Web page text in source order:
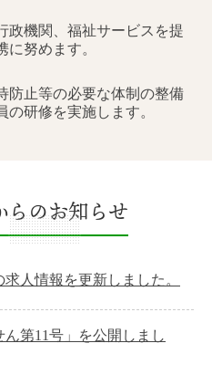
政機関、福祉サービスを提
努めます。
防止等の必要な体制の整備
の研修を実施します。
らのお知らせ
人情報を更新しました。
第11号」を公開しまし